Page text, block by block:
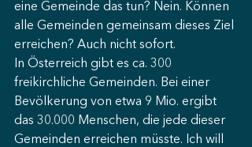
eine Gemeinde das tun? Nein. Können
alle Gemeinden gemeinsam dieses Ziel
erreichen? Auch nicht sofort.
In Österreich gibt es ca. 300
freikirchliche Gemeinden. Bei einer
Bevölkerung von etwa 9 Mio. ergibt
das 30.000 Menschen, die jede dieser
Gemeinden erreichen müsste. Ich will